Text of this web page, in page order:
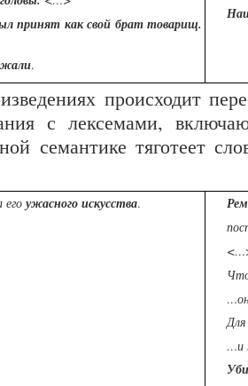
принят как свой брат товарищ.
.
происходит
с лексемами,
семантике тяготеет
ужасного искусства.
…и